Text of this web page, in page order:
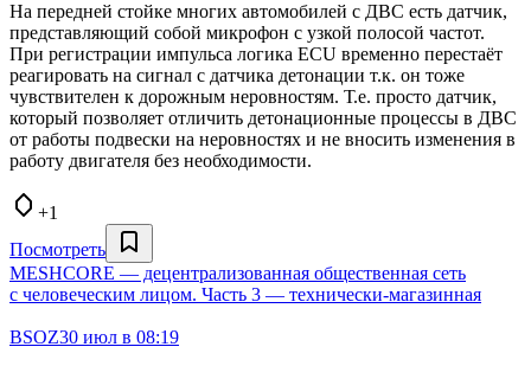
На передней стойке многих автомобилей с ДВС есть датчик,
представляющий собой микрофон с узкой полосой частот.
При регистрации импульса логика ECU временно перестаёт
реагировать на сигнал с датчика детонации т.к. он тоже
чувствителен к дорожным неровностям. Т.е. просто датчик,
который позволяет отличить детонационные процессы в ДВС
от работы подвески на неровностях и не вносить изменения в
работу двигателя без необходимости.
+1
Посмотреть
MESHCORE — децентрализованная общественная сеть
с человеческим лицом. Часть 3 — технически‑магазинная
BSOZ30 июл в 08:19